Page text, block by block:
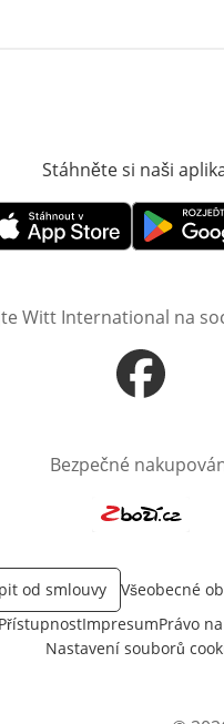
Stáhněte si naši
v novém okněOtevře v
Witt International na
Otevře v
Bezpečné
od smlouvy
Všeobecné
ImpresumPrávo
Nastavení souborů